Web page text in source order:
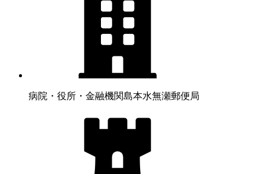
病院・役所・金融機関島本水無瀬郵便局